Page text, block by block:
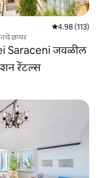
5 पैकी 4.98
4.98 (113)
छप्पर
Saraceni जवळील
रेंटल्स